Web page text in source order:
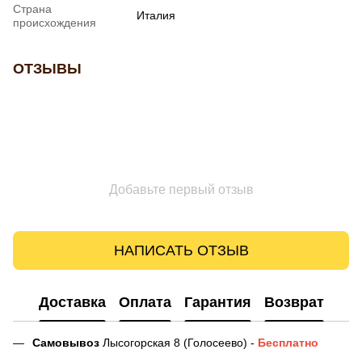
Страна
происхождения
Италия
ОТЗЫВЫ
Добавьте первый отзыв
НАПИСАТЬ ОТЗЫВ
Доставка Оплата Гарантия Возврат
Самовывоз Лысогорская 8 (Голосеево) - Бесплатно